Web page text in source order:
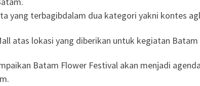
yang terbagibdalam dua kategori yakni kontes
atas lokasi yang diberikan untuk kegiatan
Batam Flower Festival akan menjadi